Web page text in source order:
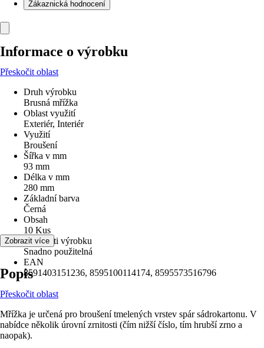
Zákaznická hodnocení
Informace o výrobku
Přeskočit oblast
Druh výrobku
Brusná mřížka
Oblast využití
Exteriér, Interiér
Využití
Broušení
Šířka v mm
93 mm
Délka v mm
280 mm
Základní barva
Černá
Obsah
10 Kus
Přednosti výrobku
Snadno použitelná
EAN
8591403151236, 8595100114174, 8595573516796
Zobrazit více
Popis
Přeskočit oblast
Mřížka je určená pro broušení tmelených vrstev spár sádrokartonu. V
nabídce několik úrovní zrnitosti (čím nižší číslo, tím hrubší zrno a
naopak).